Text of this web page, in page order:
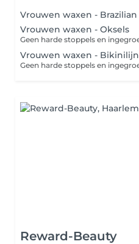
Vrouwen waxen - Brazilian
Vrouwen waxen - Oksels
Vrouwen waxen - Bikinilijn
Reward-Beauty